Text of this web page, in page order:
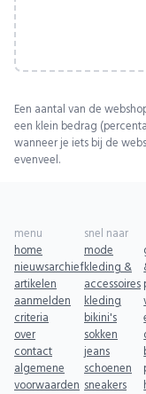
Een aantal van de
een klein bedrag
wanneer je iets bij de
evenveel.
menu
home
nieuwsarchief
artikelen
aanmelden
criteria
over
contact
algemene
voorwaarden
snel naar
mode
kleding &
accessoires
kleding
bikini's
sokken
jeans
schoenen
sneakers